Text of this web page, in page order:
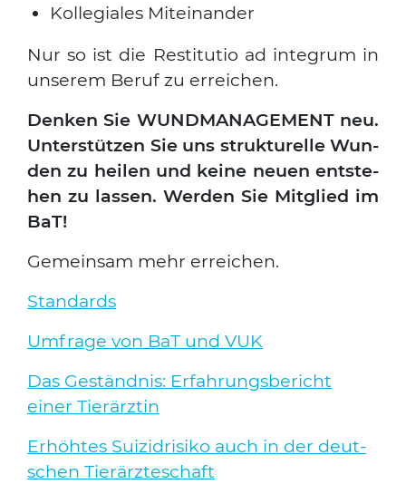
Kol­le­gia­les Mit­ein­an­der
Nur so ist die Resti­tu­tio ad inte­grum in
unse­rem Beruf zu errei­chen.
Den­ken Sie WUNDMANAGEMENT neu.
Unter­stüt­zen Sie uns struk­tu­rel­le Wun­
den zu hei­len und kei­ne neu­en ent­ste­
hen zu las­sen. Wer­den Sie Mit­glied im
BaT!
Gemein­sam mehr errei­chen.
Stan­dards
Umfra­ge von BaT und VUK
Das Geständ­nis: Erfah­rungs­be­richt
einer Tier­ärz­tin
Erhöh­tes Sui­zid­ri­si­ko auch in der deut­
schen Tier­ärz­te­schaft